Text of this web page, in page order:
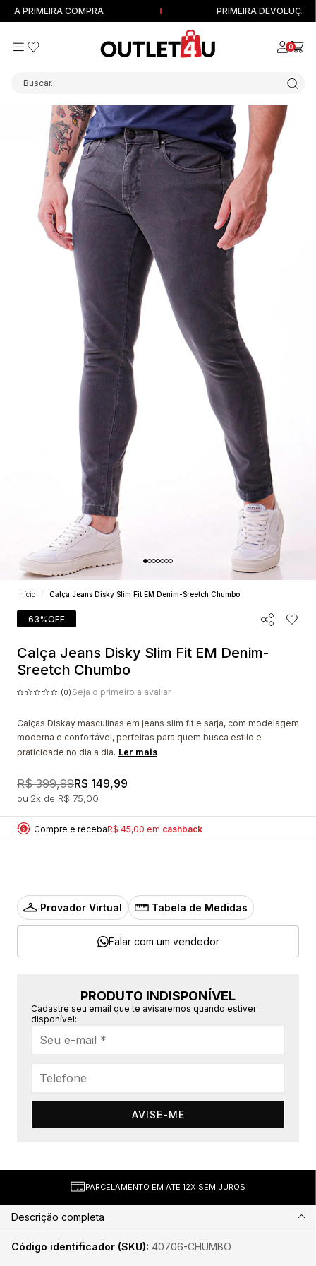
PRIMEIRA COMPRA PRIMEIRA DEVOLUÇÃO
0
Buscar...
Início Calça Jeans Disky Slim Fit EM Denim-Sreetch Chumbo
63%OFF
Calça Jeans Disky Slim Fit EM Denim-
Sreetch Chumbo
(0) Seja o primeiro a avaliar
Calças Diskay masculinas em jeans slim fit e sarja, com modelagem
moderna e confortável, perfeitas para quem busca estilo e
praticidade no dia a dia. Ler mais
R$ 399,99R$ 149,99
2x R$ 75,00
Compre e recebaR$ 45,00 em cashback
Provador Virtual Tabela de Medidas
Falar com um vendedor
PRODUTO INDISPONÍVEL
Cadastre seu email que te avisaremos quando estiver
disponível:
AVISE-ME
PARCELAMENTO EM ATÉ 12X SEM JUROS
Descrição completa
Código identificador (SKU): 40706-CHUMBO